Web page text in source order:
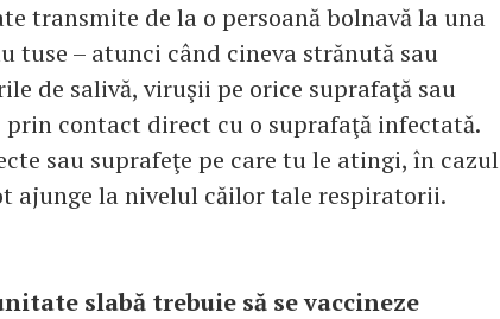
transmite de la o persoană bolnavă la una
tuse – atunci când cineva strănută sau
de salivă, viruşii pe orice suprafaţă sau
prin contact direct cu o suprafaţă infectată.
sau suprafeţe pe care tu le atingi, în cazul
ajunge la nivelul căilor tale respiratorii.
slabă trebuie să se vaccineze